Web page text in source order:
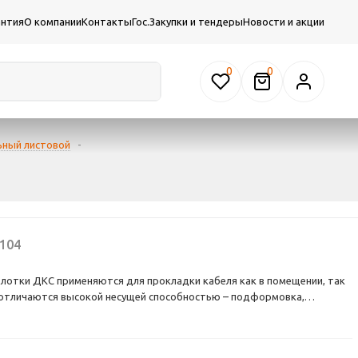
О компанииКонтактыГос.Закупки и тендерыНовости и акции
0
листовой
-
ДКС применяются для прокладки кабеля как в помещении, так
высокой несущей способностью – подформовка,
этой продукции, создает дополнительное ребро жесткости, что